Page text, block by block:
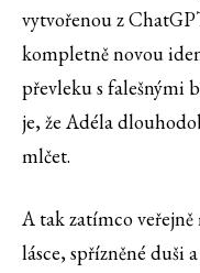
vytvořenou z
kompletně novou
převleku s falešnými
je, že Adéla
mlčet.
A tak zatímco
lásce, spřízněné duši